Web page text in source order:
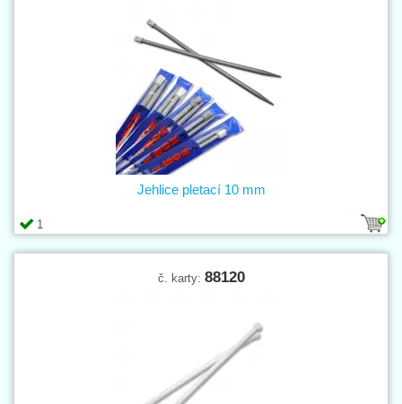
1
Jehlice pletací 10 mm
č. karty: 88120